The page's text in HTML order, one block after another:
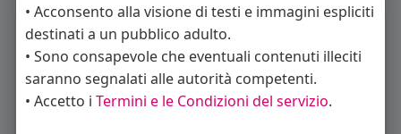
Seguiti(13)
• Acconsento alla visione di testi e immagini espliciti
destinati a un pubblico adulto.
• Sono consapevole che eventuali contenuti illeciti
saranno segnalati alle autorità competenti.
• Accetto i Termini e le Condizioni del servizio.